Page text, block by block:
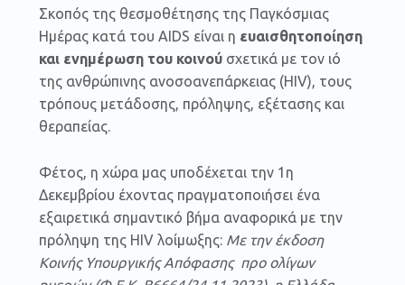
Σκοπός της θεσμοθέτησης της Παγκόσμιας
Ημέρας κατά του AIDS είναι η ευαισθητοποίηση
και ενημέρωση του κοινούσχετικά με τον ιό
της ανθρώπινης ανοσοανεπάρκειας (HIV), τους
τρόπους μετάδοσης, πρόληψης, εξέτασης και
θεραπείας.
Φέτος, η χώρα μας υποδέχεται την 1η
Δεκεμβρίου έχοντας πραγματοποιήσει ένα
εξαιρετικά σημαντικό βήμα αναφορικά με την
πρόληψη της HIV λοίμωξης: Με την έκδοση
Κοινής Υπουργικής Απόφασης προ ολίγων